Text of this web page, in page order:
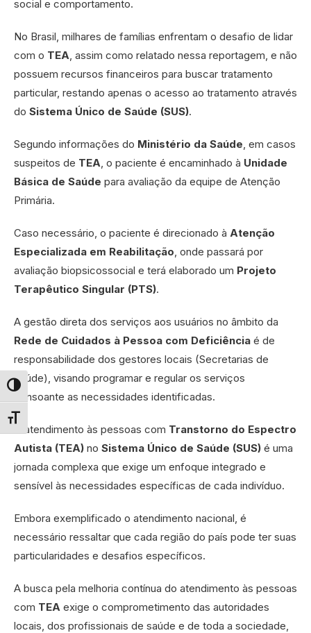
Alternar alto contraste
Alternar tamanho da fonte
social e comportamento.
No Brasil, milhares de famílias enfrentam o desafio de lidar
com o TEA, assim como relatado nessa reportagem, e não
possuem recursos financeiros para buscar tratamento
particular, restando apenas o acesso ao tratamento através
do Sistema Único de Saúde (SUS).
Segundo informações do Ministério da Saúde, em casos
suspeitos de TEA, o paciente é encaminhado à Unidade
Básica de Saúde para avaliação da equipe de Atenção
Primária.
Caso necessário, o paciente é direcionado à Atenção
Especializada em Reabilitação, onde passará por
avaliação biopsicossocial e terá elaborado um Projeto
Terapêutico Singular (PTS).
A gestão direta dos serviços aos usuários no âmbito da
Rede de Cuidados à Pessoa com Deficiência é de
responsabilidade dos gestores locais (Secretarias de
Saúde), visando programar e regular os serviços
consoante as necessidades identificadas.
O atendimento às pessoas com Transtorno do Espectro
Autista (TEA) no Sistema Único de Saúde (SUS) é uma
jornada complexa que exige um enfoque integrado e
sensível às necessidades específicas de cada indivíduo.
Embora exemplificado o atendimento nacional, é
necessário ressaltar que cada região do país pode ter suas
particularidades e desafios específicos.
A busca pela melhoria contínua do atendimento às pessoas
com TEA exige o comprometimento das autoridades
locais, dos profissionais de saúde e de toda a sociedade,